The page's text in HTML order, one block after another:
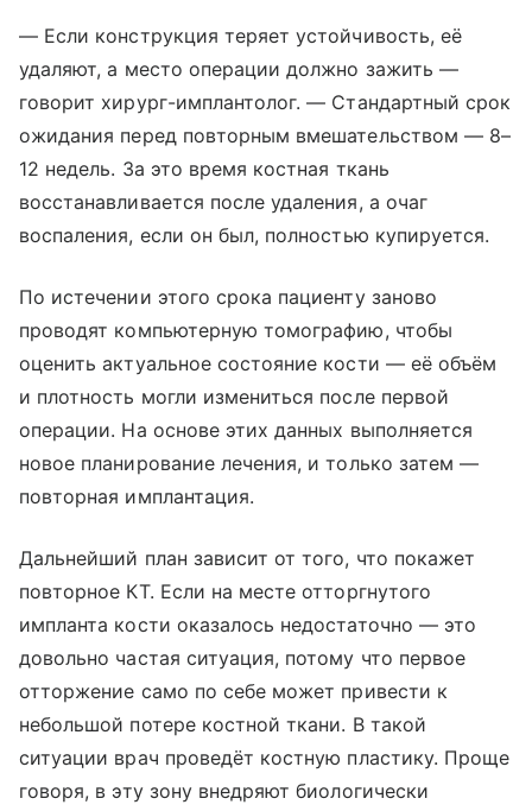
— Если конструкция теряет устойчивость, её
удаляют, а место операции должно зажить —
говорит хирург-имплантолог. — Стандартный срок
ожидания перед повторным вмешательством — 8–
12 недель. За это время костная ткань
восстанавливается после удаления, а очаг
воспаления, если он был, полностью купируется.
По истечении этого срока пациенту заново
проводят компьютерную томографию, чтобы
оценить актуальное состояние кости — её объём
и плотность могли измениться после первой
операции. На основе этих данных выполняется
новое планирование лечения, и только затем —
повторная имплантация.
Дальнейший план зависит от того, что покажет
повторное КТ. Если на месте отторгнутого
импланта кости оказалось недостаточно — это
довольно частая ситуация, потому что первое
отторжение само по себе может привести к
небольшой потере костной ткани. В такой
ситуации врач проведёт костную пластику. Проще
говоря, в эту зону внедряют биологически